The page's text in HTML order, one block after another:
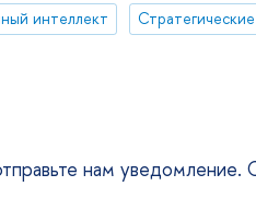
интеллект
нам уведомление.